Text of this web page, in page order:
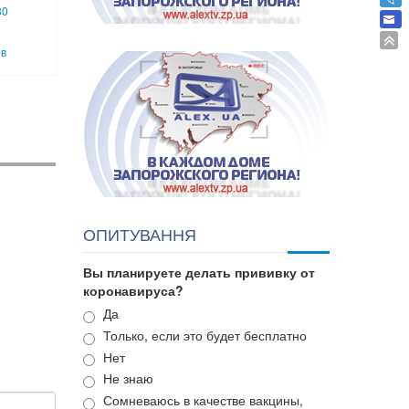
ОПИТУВАННЯ
Вы планируете делать прививку от
коронавируса?
Варианты
Да
Только, если это будет бесплатно
Нет
Не знаю
Сомневаюсь в качестве вакцины,